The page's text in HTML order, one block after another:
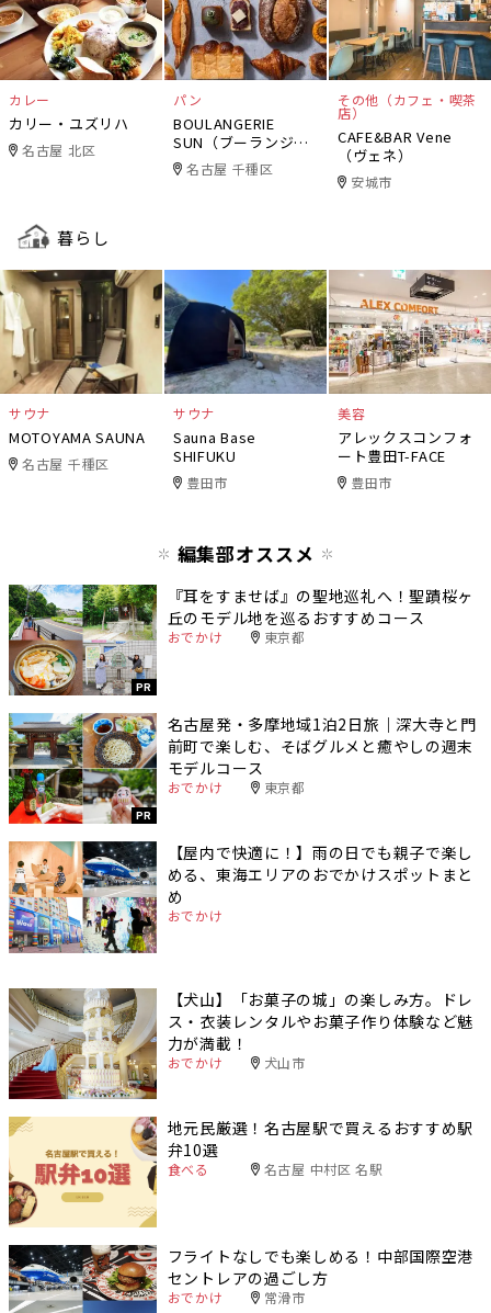
カレー
カリー・ユズリハ
名古屋 北区
パン
BOULANGERIE
SUN（ブーランジェ
リー・サン）
名古屋 千種区
その他（カフェ・喫茶
店）
CAFE&BAR Vene
（ヴェネ）
安城市
暮らし
サウナ
MOTOYAMA SAUNA
名古屋 千種区
サウナ
Sauna Base
SHIFUKU
豊田市
美容
アレックスコンフォ
ート豊田T-FACE
豊田市
編集部オススメ
PR
『耳をすませば』の聖地巡礼へ！聖蹟桜ヶ
丘のモデル地を巡るおすすめコース
おでかけ 東京都
PR
名古屋発・多摩地域1泊2日旅｜深大寺と門
前町で楽しむ、そばグルメと癒やしの週末
モデルコース
おでかけ 東京都
【屋内で快適に！】雨の日でも親子で楽し
める、東海エリアのおでかけスポットまと
め
おでかけ
【犬山】「お菓子の城」の楽しみ方。ドレ
ス・衣装レンタルやお菓子作り体験など魅
力が満載！
おでかけ 犬山市
地元民厳選！名古屋駅で買えるおすすめ駅
弁10選
食べる 名古屋 中村区 名駅
フライトなしでも楽しめる！中部国際空港
セントレアの過ごし方
おでかけ 常滑市